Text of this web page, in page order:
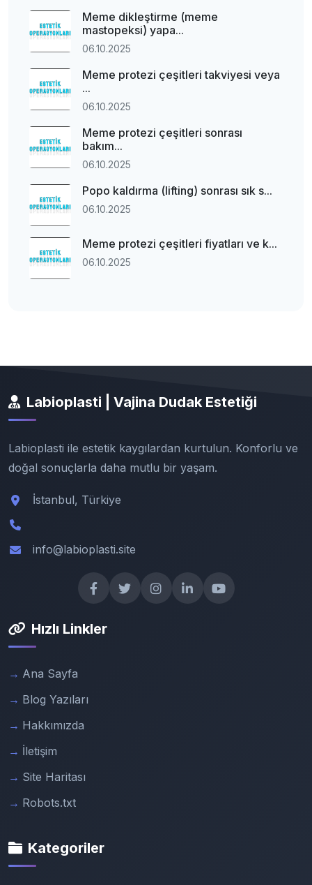
Meme dikleştirme (meme
mastopeksi) yapa...
06.10.2025
Meme protezi çeşitleri takviyesi veya
...
06.10.2025
Meme protezi çeşitleri sonrası
bakım...
06.10.2025
Popo kaldırma (lifting) sonrası sık s...
06.10.2025
Meme protezi çeşitleri fiyatları ve k...
06.10.2025
Labioplasti | Vajina Dudak Estetiği
Labioplasti ile estetik kaygılardan kurtulun. Konforlu ve
doğal sonuçlarla daha mutlu bir yaşam.
İstanbul, Türkiye
info@labioplasti.site
Hızlı Linkler
Ana Sayfa
Blog Yazıları
Hakkımızda
İletişim
Site Haritası
Robots.txt
Kategoriler